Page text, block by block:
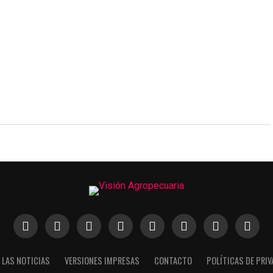
NOTICIAS VERSIONES IMPRESAS CONTACTO POLÍTICAS DE